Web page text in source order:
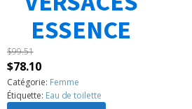
ESSENCE
$99.51
Le
prix
initial
$78.10Le
prix
actuel
Catégorie: Femme
Étiquette: Eau de toilette